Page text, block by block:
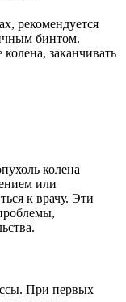
рекомендуется
бинтом.
заканчивать
колена
или
к врачу. Эти
При первых